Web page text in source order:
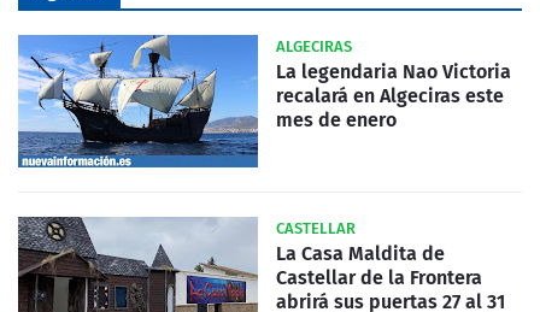
ALGECIRAS
La legendaria Nao Victoria
recalará en Algeciras este
mes de enero
CASTELLAR
La Casa Maldita de
Castellar de la Frontera
abrirá sus puertas 27 al 31